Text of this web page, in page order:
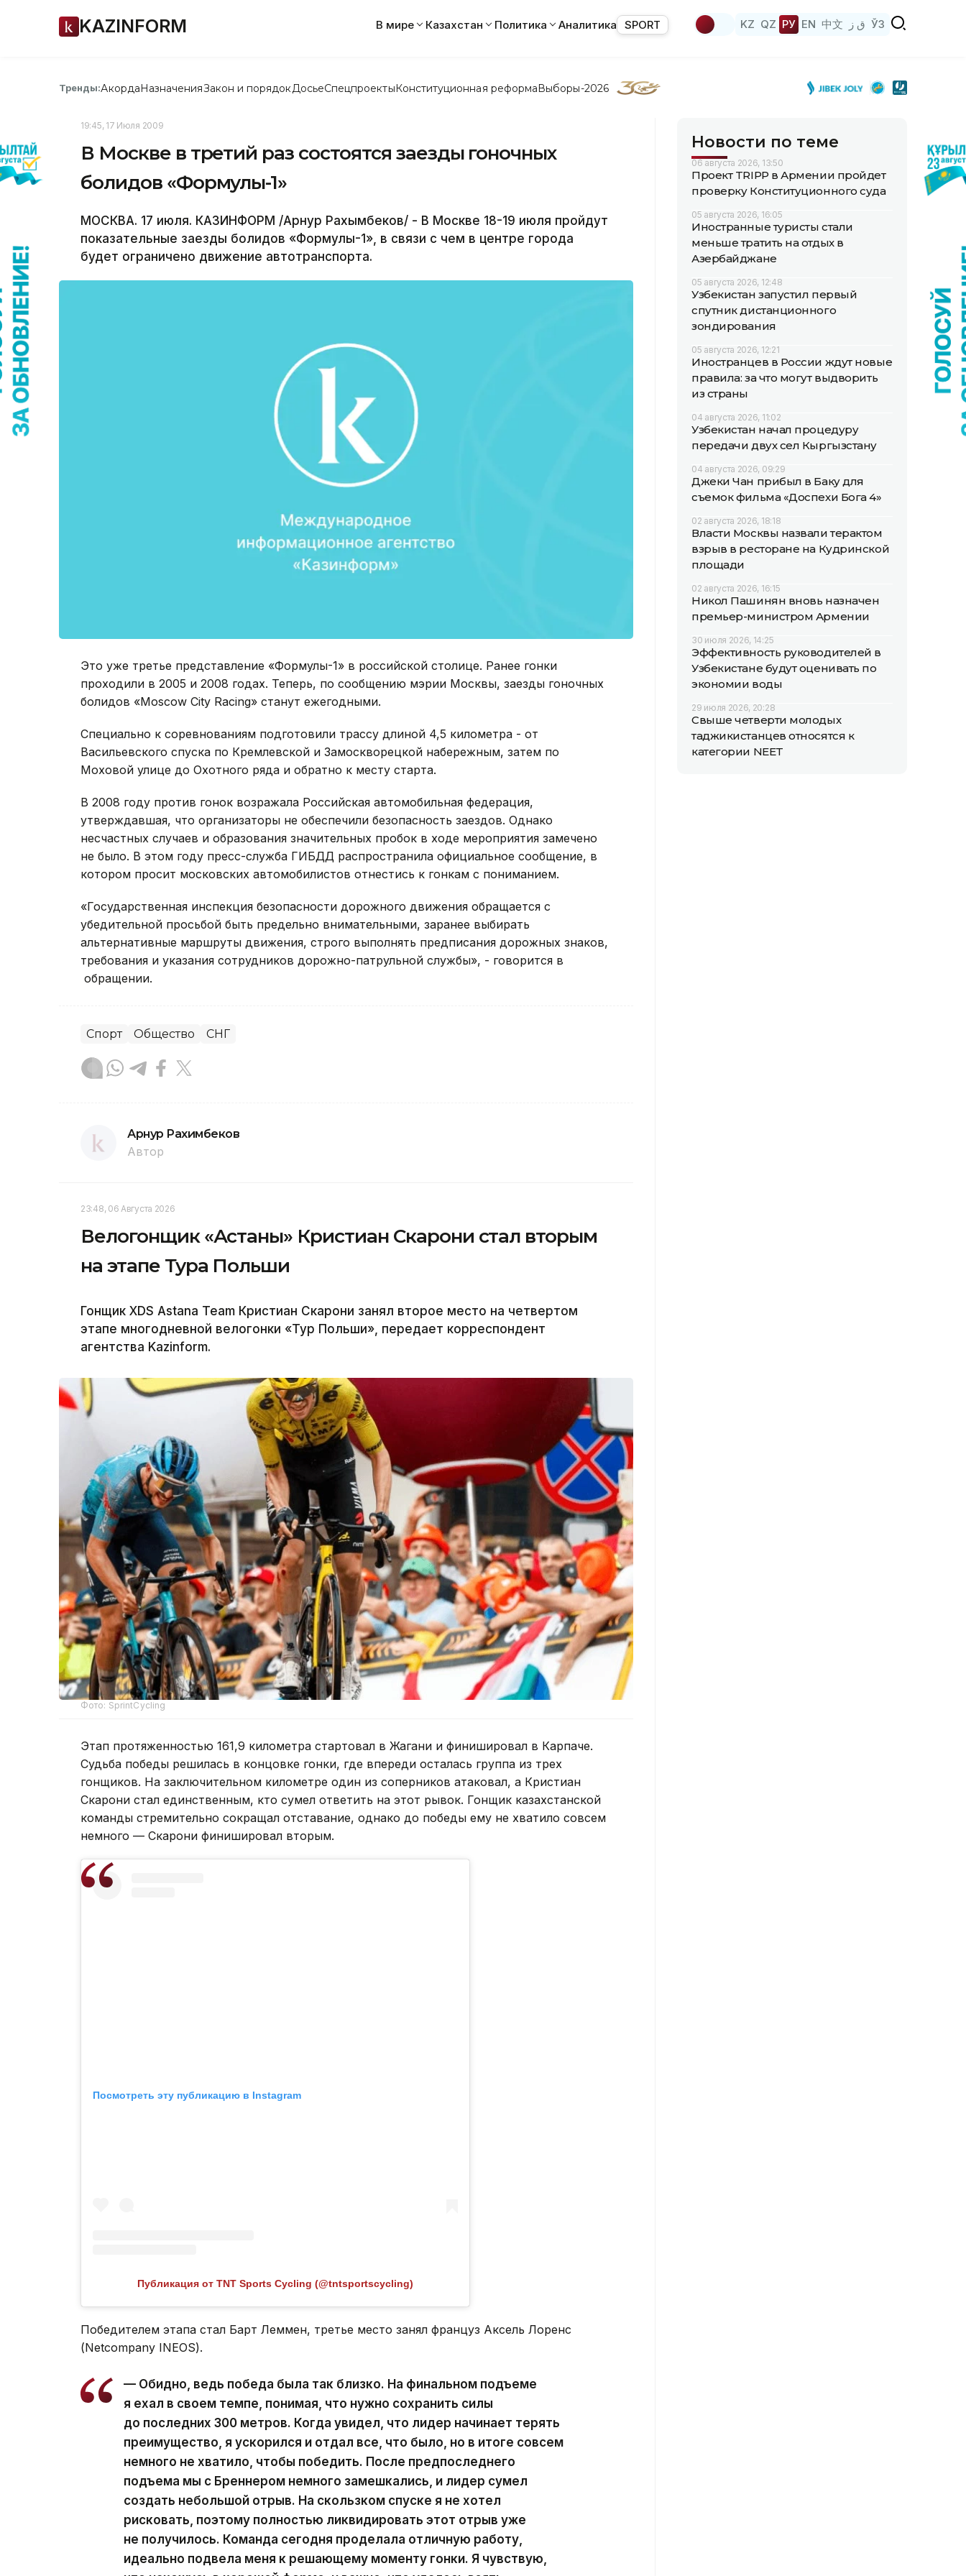
KAZINFORM В мире Казахстан Политика Аналитика SPORT KZ QZ РУ EN 中文 ق ز ЎЗ
Тренды:АкордаНазначенияЗакон и порядок ДосьеСпецпроектыКонституционная реформаВыборы-2026
19:45, 17 Июля 2009
В Москве в третий раз состоятся заезды гоночных
болидов «Формулы-1»
МОСКВА. 17 июля. КАЗИНФОРМ /Арнур Рахымбеков/ - В Москве 18-19 июля пройдут
показательные заезды болидов «Формулы-1», в связи с чем в центре города
будет ограничено движение автотранспорта.
Это уже третье представление «Формулы-1» в российской столице. Ранее гонки
проходили в 2005 и 2008 годах. Теперь, по сообщению мэрии Москвы, заезды гоночных
болидов «Moscow City Racing» станут ежегодными.
Специально к соревнованиям подготовили трассу длиной 4,5 километра - от
Васильевского спуска по Кремлевской и Замоскворецкой набережным, затем по
Моховой улице до Охотного ряда и обратно к месту старта.
В 2008 году против гонок возражала Российская автомобильная федерация,
утверждавшая, что организаторы не обеспечили безопасность заездов. Однако
несчастных случаев и образования значительных пробок в ходе мероприятия замечено
не было. В этом году пресс-служба ГИБДД распространила официальное сообщение, в
котором просит московских автомобилистов отнестись к гонкам с пониманием.
«Государственная инспекция безопасности дорожного движения обращается с
убедительной просьбой быть предельно внимательными, заранее выбирать
альтернативные маршруты движения, строго выполнять предписания дорожных знаков,
требования и указания сотрудников дорожно-патрульной службы», - говорится в
обращении.
Спорт Общество СНГ
Арнур Рахимбеков
Автор
23:48, 06 Августа 2026
Велогонщик «Астаны» Кристиан Скарони стал вторым
на этапе Тура Польши
Гонщик XDS Astana Team Кристиан Скарони занял второе место на четвертом
этапе многодневной велогонки «Тур Польши», передает корреспондент
агентства Kazinform.
Фото: SprintCycling
Этап протяженностью 161,9 километра стартовал в Жагани и финишировал в Карпаче.
Судьба победы решилась в концовке гонки, где впереди осталась группа из трех
гонщиков. На заключительном километре один из соперников атаковал, а Кристиан
Скарони стал единственным, кто сумел ответить на этот рывок. Гонщик казахстанской
команды стремительно сокращал отставание, однако до победы ему не хватило совсем
немного — Скарони финишировал вторым.
Посмотреть эту публикацию в Instagram
Публикация от TNT Sports Cycling (@tntsportscycling)
Победителем этапа стал Барт Леммен, третье место занял француз Аксель Лоренс
(Netcompany INEOS).
— Обидно, ведь победа была так близко. На финальном подъеме
я ехал в своем темпе, понимая, что нужно сохранить силы
до последних 300 метров. Когда увидел, что лидер начинает терять
преимущество, я ускорился и отдал все, что было, но в итоге совсем
немного не хватило, чтобы победить. После предпоследнего
подъема мы с Бреннером немного замешкались, и лидер сумел
создать небольшой отрыв. На скользком спуске я не хотел
рисковать, поэтому полностью ликвидировать этот отрыв уже
не получилось. Команда сегодня проделала отличную работу,
идеально подвела меня к решающему моменту гонки. Я чувствую,
Новости по теме
06 августа 2026, 13:50
Проект TRIPP в Армении пройдет
проверку Конституционного суда
05 августа 2026, 16:05
Иностранные туристы стали
меньше тратить на отдых в
Азербайджане
05 августа 2026, 12:48
Узбекистан запустил первый
спутник дистанционного
зондирования
05 августа 2026, 12:21
Иностранцев в России ждут новые
правила: за что могут выдворить
из страны
04 августа 2026, 11:02
Узбекистан начал процедуру
передачи двух сел Кыргызстану
04 августа 2026, 09:29
Джеки Чан прибыл в Баку для
съемок фильма «Доспехи Бога 4»
02 августа 2026, 18:18
Власти Москвы назвали терактом
взрыв в ресторане на Кудринской
площади
02 августа 2026, 16:15
Никол Пашинян вновь назначен
премьер-министром Армении
30 июля 2026, 14:25
Эффективность руководителей в
Узбекистане будут оценивать по
экономии воды
29 июля 2026, 20:28
Свыше четверти молодых
таджикистанцев относятся к
категории NEET